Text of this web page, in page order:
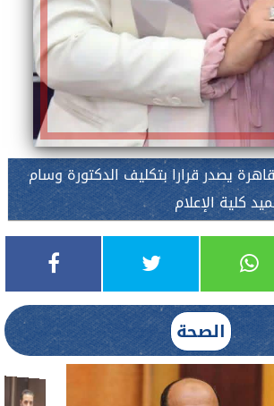
يصدر قرارا بتكليف الدكتورة وسام
كلية الإعلام
الصحة